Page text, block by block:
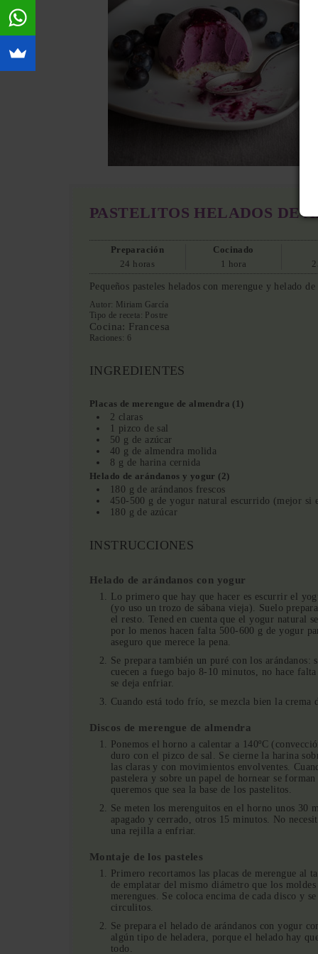
PASTELITOS HELADOS DE
Preparación
24 horas
Cocinado
1 hora
Pequeños pasteles helados con merengue y helado
Autor: Miriam García
Tipo de receta: Postre
Cocina: Francesa
Raciones: 6
INGREDIENTES
Placas de merengue de almendra (1)
2 claras
1 pizco de sal
50 g de azúcar
40 g de almendra molida
8 g de harina cernida
Helado de arándanos y yogur (2)
180 g de arándanos frescos
450-500 g de yogur natural escurrido (mejor si
180 g de azúcar
INSTRUCCIONES
Helado de arándanos con yogur
Lo primero que hay que hacer es escurrir el
(yo uso un trozo de sábana vieja). Suelo
el resto. Tened en cuenta que el yogur natural
por lo menos hacen falta 500-600 g de yogur
aseguro que merece la pena.
Se prepara también un puré con los
cuecen a fuego bajo 8-10 minutos, no hace
se deja enfriar.
Cuando está todo frío, se mezcla bien la
Discos de merengue de almendra
Ponemos el horno a calentar a 140ºC
duro con el pizco de sal. Se cierne la harina
las claras y con movimientos envolventes.
pastelera y sobre un papel de hornear se
queremos que sea la base de los pastelitos.
Se meten los merenguitos en el horno unos 30
apagado y cerrado, otros 15 minutos. No
una rejilla a enfriar.
Montaje de los pasteles
Primero recortamos las placas de merengue al
de emplatar del mismo diámetro que los
merengues. Se coloca encima de cada disco y
circulitos.
Se prepara el helado de arándanos con yogur
algún tipo de heladera, porque el helado hay
todo.